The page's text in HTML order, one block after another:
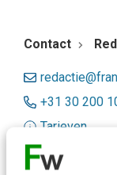
Contact
+31 30 200
Tarieven
Meer